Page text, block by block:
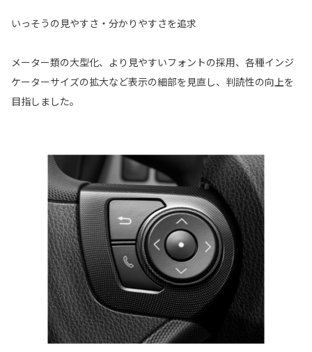
いっそうの見やすさ・分かりやすさを追求
メーター類の大型化、より見やすいフォントの採用、各種インジ
ケーターサイズの拡大など表示の細部を見直し、判読性の向上を
目指しました。